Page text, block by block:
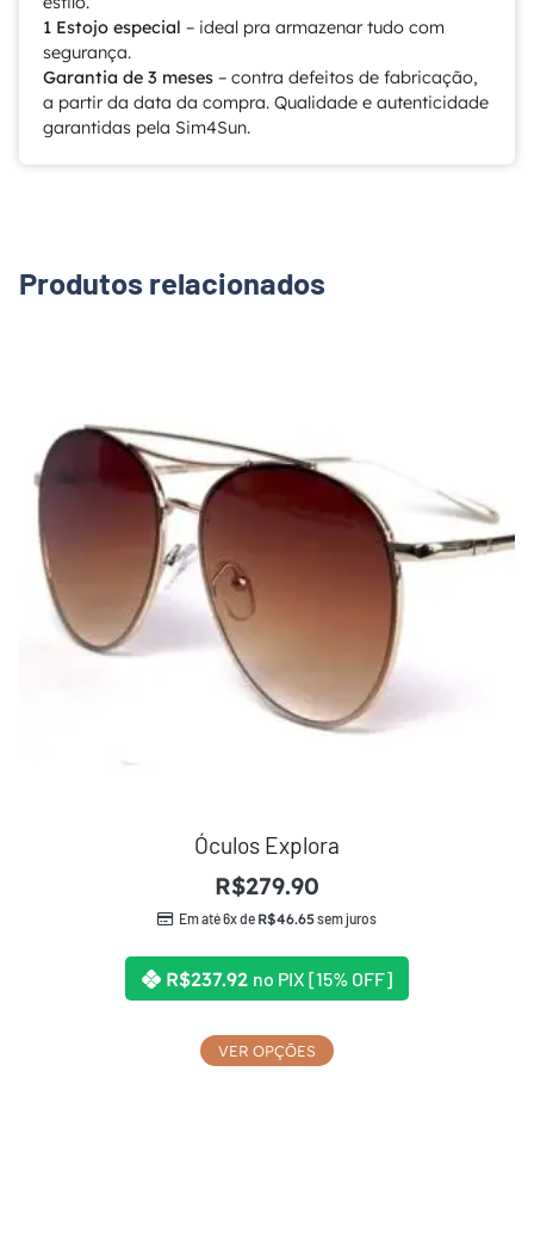
1 Estojo especial – ideal pra armazenar tudo com
segurança.
Garantia de 3 meses – contra defeitos de fabricação,
a partir da data da compra. Qualidade e autenticidade
garantidas pela Sim4Sun.
Produtos relacionados
Óculos Explora
R$279.90
Em até 6x de R$46.65sem juros
R$237.92 no PIX [15% OFF]
VER OPÇÕES